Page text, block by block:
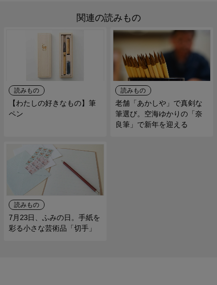
関連の読みもの
読みもの
【わたしの好きなもの】筆
ペン
読みもの
老舗「あかしや」で真剣な
筆選び。空海ゆかりの「奈
良筆」で新年を迎える
読みもの
7月23日、ふみの日。手紙を
彩る小さな芸術品「切手」